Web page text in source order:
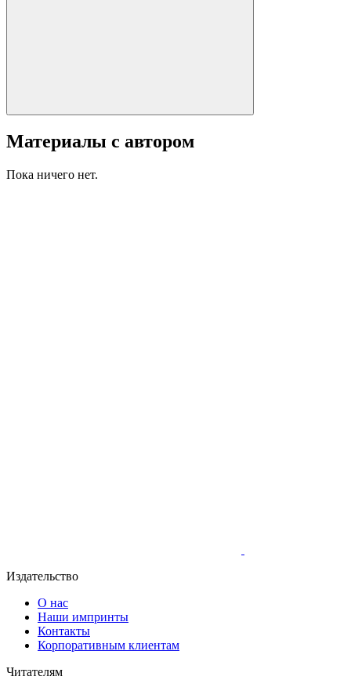
Материалы с автором
Пока ничего нет.
Издательство
О нас
Наши импринты
Контакты
Корпоративным клиентам
Читателям